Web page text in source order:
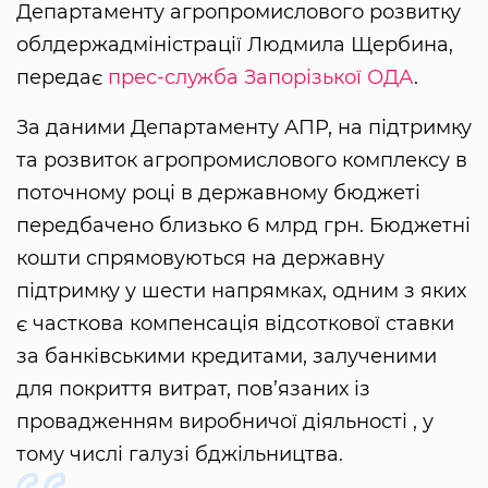
Департаменту агропромислового розвитку
облдержадміністрації Людмила Щербина,
передає прес-служба Запорізької ОДА.
За даними Департаменту АПР, на підтримку
та розвиток агропромислового комплексу в
поточному році в державному бюджеті
передбачено близько 6 млрд грн. Бюджетні
кошти спрямовуються на державну
підтримку у шести напрямках, одним з яких
є часткова компенсація відсоткової ставки
за банківськими кредитами, залученими
для покриття витрат, пов’язаних із
провадженням виробничої діяльності , у
тому числі галузі бджільництва.